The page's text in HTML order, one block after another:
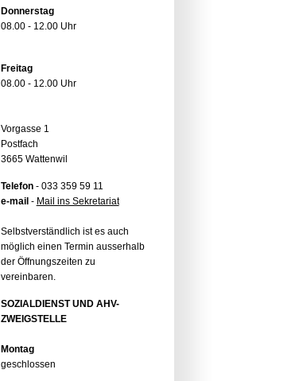
Donnerstag
08.00 - 12.00 Uhr
Freitag
08.00 - 12.00 Uhr
Vorgasse 1
Postfach
3665 Wattenwil
Telefon- 033 359 59 11
e-mail - Mail ins Sekretariat
Selbstverständlich ist es auch
möglich einen Termin ausserhalb
der Öffnungszeiten zu
vereinbaren.
SOZIALDIENST UND AHV-
ZWEIGSTELLE
Montag
geschlossen